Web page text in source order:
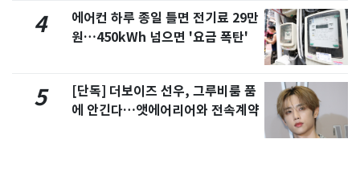
4
에어컨 하루 종일 틀면 전기료 29만
원…450kWh 넘으면 '요금 폭탄'
5
[단독] 더보이즈 선우, 그루비룸 품
에 안긴다…앳에어리어와 전속계약